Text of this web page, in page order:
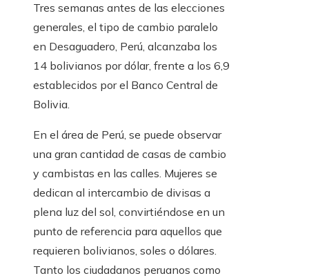
Tres semanas antes de las elecciones
generales, el tipo de cambio paralelo
en Desaguadero, Perú, alcanzaba los
14 bolivianos por dólar, frente a los 6,9
establecidos por el Banco Central de
Bolivia.
En el área de Perú, se puede observar
una gran cantidad de casas de cambio
y cambistas en las calles. Mujeres se
dedican al intercambio de divisas a
plena luz del sol, convirtiéndose en un
punto de referencia para aquellos que
requieren bolivianos, soles o dólares.
Tanto los ciudadanos peruanos como